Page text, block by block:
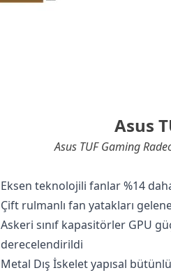
Asus
Asus TUF Gaming
Eksen teknolojili fanlar %14
Çift rulmanlı fan yatakları
Askeri sınıf kapasitörler GPU
derecelendirildi
Metal Dış İskelet yapısal